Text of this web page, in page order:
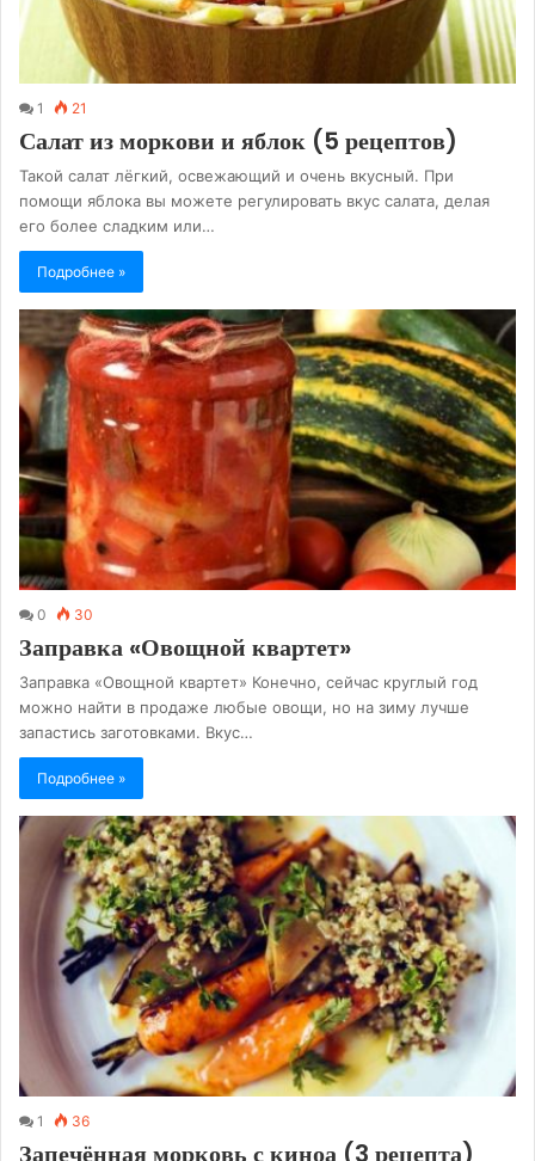
1 21
Салат из моркови и яблок (5 рецептов)
Такой салат лёгкий, освежающий и очень вкусный. При
помощи яблока вы можете регулировать вкус салата, делая
его более сладким или…
Подробнее »
0 30
Заправка «Овощной квартет»
Заправка «Овощной квартет» Конечно, сейчас круглый год
можно найти в продаже любые овощи, но на зиму лучше
запастись заготовками. Вкус…
Подробнее »
1 36
Запечённая морковь с киноа (3 рецепта)